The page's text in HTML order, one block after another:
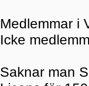
Medlemmar i
Icke
Saknar man